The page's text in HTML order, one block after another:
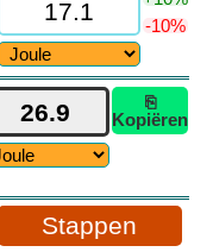
-10%
⎘
Kopiëren
Stappen